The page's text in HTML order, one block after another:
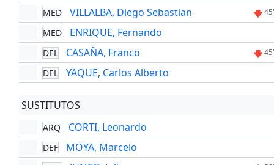
MED VILLALBA, Diego Sebastian 45'
MED ENRIQUE, Fernando
DEL CASAÑA, Franco 45'
DEL YAQUE, Carlos Alberto
SUSTITUTOS
ARQ CORTI, Leonardo
DEF MOYA, Marcelo